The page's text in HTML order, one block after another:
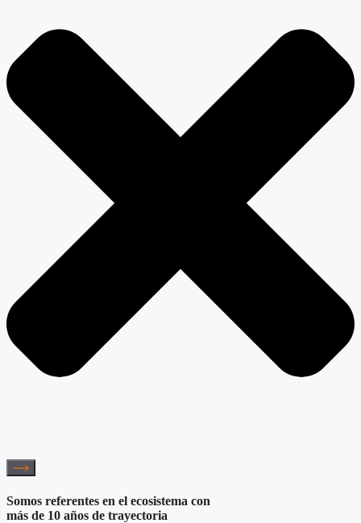
Somos referentes en el ecosistema con
más de 10 años de trayectoria